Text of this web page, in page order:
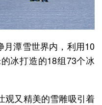
月潭雪世界内，利用10
冰打造的18组73个冰
观又精美的雪雕吸引着